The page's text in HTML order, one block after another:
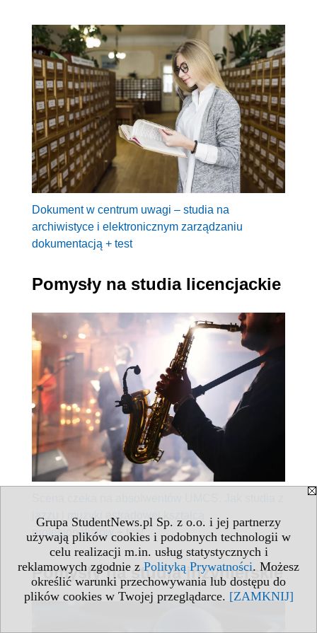
Grupa StudentNews.pl Sp. z o.o. i jej partnerzy
używają plików cookies i podobnych technologii w
celu realizacji m.in. usług statystycznych i
reklamowych zgodnie z Polityką Prywatności. Możesz
określić warunki przechowywania lub dostępu do
plików cookies w Twojej przeglądarce. [ZAMKNIJ]
Dokument w centrum uwagi – studia na
archiwistyce i elektronicznym zarządzaniu
dokumentacją + test
Pomysły na studia licencjackie
jazzu i muzyki estradowej kształcą
profesjonalistów + test
Pomysły na studia inżynierskie